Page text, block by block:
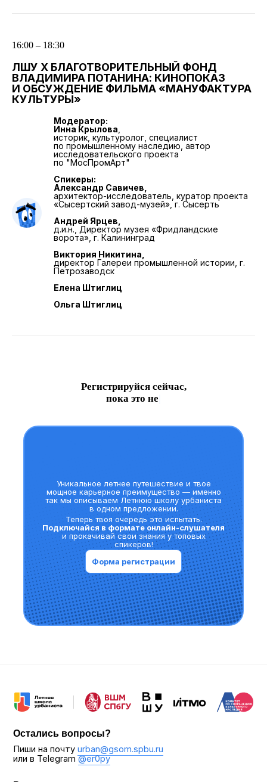
16:00 – 18:30
ЛШУ Х БЛАГОТВОРИТЕЛЬНЫЙ ФОНД
ВЛАДИМИРА ПОТАНИНА: КИНОПОКАЗ
И ОБСУЖДЕНИЕ ФИЛЬМА «МАНУФАКТУРА
КУЛЬТУРЫ»
Модератор:
Инна Крылова
историк, культуролог, специалист
по промышленному наследию, автор
исследовательского проекта
по "МосПромАрт"
Спикеры:
Александр Савичев,
архитектор-исследователь, куратор проекта
«Сысертский завод-музей», г. Сысерть
Андрей Ярцев,
д.и.н., Директор музея «Фридландские
ворота», г. Калининград
Виктория Никитина,
директор Галереи промышленной истории, г.
Петрозаводск
Елена Штиглиц
Ольга Штиглиц
Регистрируйся сейчас,
это не стало мейнст
Уникальное летнее путешествие и твое
мощное карьерное преимущество — именно
так мы описываем Летнюю школу урбаниста
в одном предложении.
Теперь твоя очередь это испытать.
Подключайся в формате онлайн-слушателя
и прокачивай свои знания у топовых
спикеров!
Форма регистрации
Пиши на почтуurban@gsom.spbu.ru
или в Telegram@er0py
Остались вопросы?
Политика конфидециальности
Положение Летней школы урбаниста ВШМ СПбГУ
Подписывайся на рассылку, чтобы не пропустить
другие мероприятия от организаторов Летней
школы урбаниста
Рассылка
Telegram-канал «Люди в городе»
Мы находимся в московском часовом поясе (UTC+3),
все указанные временные параметры соответствуют
времени Москвы. Просим учитывать это при
планировании участия.
Информация о конфигурации Летней школы урбаниста
2025 года носит ознакомительный характер
и отражает предполагаемый план реализации проекта.
В случае изменений в расписании или программе
организаторы своевременно уведомят всех
признанных экстремистскими и запрещенных
на территории Российской Федерации.